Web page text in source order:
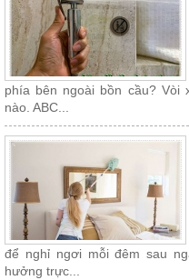
phía bên ngoài bồn cầu?
nào. ABC...
để nghỉ ngơi mỗi đêm sau
hưởng trực...